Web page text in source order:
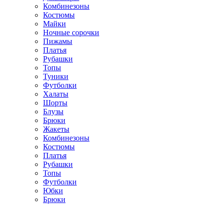
Комбинезоны
Костюмы
Майки
Ночные сорочки
Пижамы
Платья
Рубашки
Топы
Туники
Футболки
Халаты
Шорты
Блузы
Брюки
Жакеты
Комбинезоны
Костюмы
Платья
Рубашки
Топы
Футболки
Юбки
Брюки